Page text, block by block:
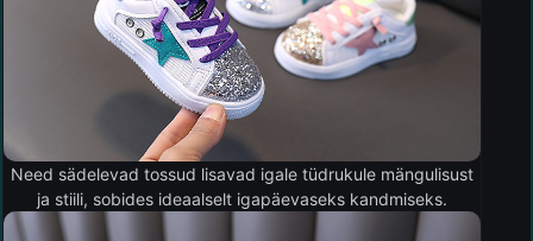
Need sädelevad tossud lisavad igale tüdrukule mängulisust
ja stiili, sobides ideaalselt igapäevaseks kandmiseks.